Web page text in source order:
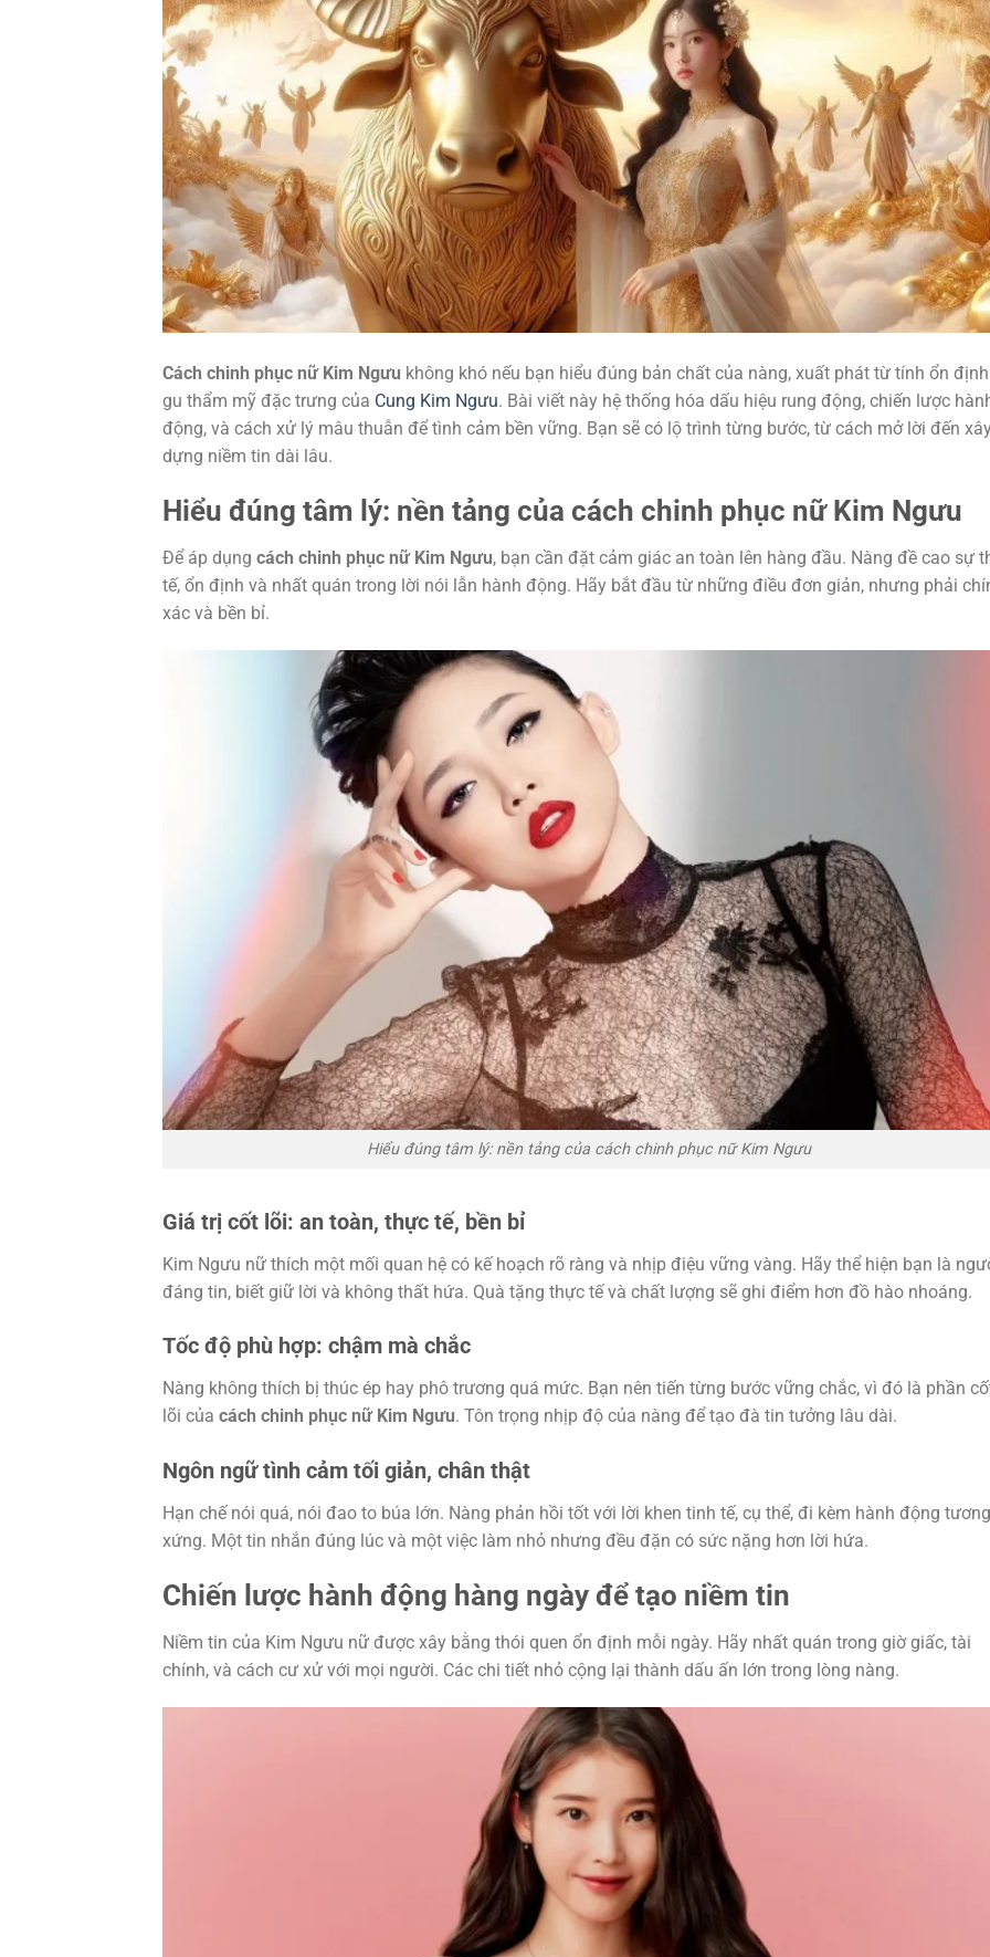
Cách chinh phục nữ Kim Ngưu không khó nếu bạn hiểu đúng bản chất của nàng, xuất phát từ tính ổn
gu thẩm mỹ đặc trưng của Cung Kim Ngưu. Bài viết này hệ thống hóa dấu hiệu rung động, chiến lược
động, và cách xử lý mâu thuẫn để tình cảm bền vững. Bạn sẽ có lộ trình từng bước, từ cách mở lời đến
dựng niềm tin dài lâu.
Hiểu đúng tâm lý: nền tảng của cách chinh phục nữ Kim Ngưu
Để áp dụng cách chinh phục nữ Kim Ngưu, bạn cần đặt cảm giác an toàn lên hàng đầu. Nàng đề cao sự
tế, ổn định và nhất quán trong lời nói lẫn hành động. Hãy bắt đầu từ những điều đơn giản, nhưng phải
xác và bền bỉ.
Hiểu đúng tâm lý: nền tảng của cách chinh phục nữ Kim Ngưu
Giá trị cốt lõi: an toàn, thực tế, bền bỉ
Kim Ngưu nữ thích một mối quan hệ có kế hoạch rõ ràng và nhịp điệu vững vàng. Hãy thể hiện bạn là
đáng tin, biết giữ lời và không thất hứa. Quà tặng thực tế và chất lượng sẽ ghi điểm hơn đồ hào nhoáng.
Tốc độ phù hợp: chậm mà chắc
Nàng không thích bị thúc ép hay phô trương quá mức. Bạn nên tiến từng bước vững chắc, vì đó là phần
lõi của cách chinh phục nữ Kim Ngưu. Tôn trọng nhịp độ của nàng để tạo đà tin tưởng lâu dài.
Ngôn ngữ tình cảm tối giản, chân thật
Hạn chế nói quá, nói đao to búa lớn. Nàng phản hồi tốt với lời khen tinh tế, cụ thể, đi kèm hành động tương
xứng. Một tin nhắn đúng lúc và một việc làm nhỏ nhưng đều đặn có sức nặng hơn lời hứa.
Chiến lược hành động hàng ngày để tạo niềm tin
Niềm tin của Kim Ngưu nữ được xây bằng thói quen ổn định mỗi ngày. Hãy nhất quán trong giờ giấc, tài
chính, và cách cư xử với mọi người. Các chi tiết nhỏ cộng lại thành dấu ấn lớn trong lòng nàng.